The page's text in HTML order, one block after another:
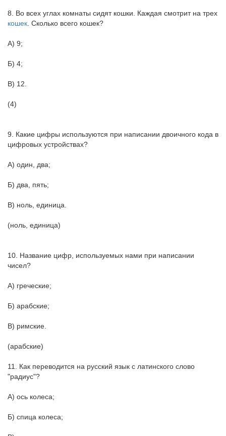
8. Во всех углах комнаты сидят кошки. Каждая смотрит на трех
кошек . Сколько всего кошек?
А) 9;
Б) 4;
В) 12.
(4)
9. Какие цифры используются при написании двоичного кода в
цифровых устройствах?
А) один, два;
Б) два, пять;
В) ноль, единица.
(ноль, единица)
10. Название цифр, используемых нами при написании
чисел?
А) греческие;
Б) арабские;
В) римские.
(арабские)
11. Как переводится на русский язык с латинского слово
"радиус"?
А) ось колеса;
Б) спица колеса;